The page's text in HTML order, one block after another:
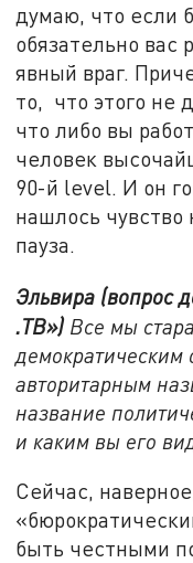
думаю, что если
обязательно вас
явный враг.
то, что этого не
что либо вы
человек
90-й level. И он
нашлось
пауза.
Эльвира (вопрос
.ТВ») Все мы
авторитарным
название
и каким вы его
Сейчас,
быть честными